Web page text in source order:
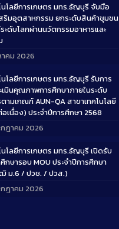
นโลยีการเกษตร มทร.ธัญบุรี จับมือ
ริมอุตสาหกรรม ยกระดับสินค้าชุมชน
ะดับโลกผ่านนวัตกรรมอาหารและ
คม 2026
โลยีการเกษตร มทร.ธัญบุรี รับการ
เมินคุณภาพการศึกษาภายในระดับ
ามเกณฑ์ AUN-QA สาขาเทคโนโลยี
เนื่อง) ประจำปีการศึกษา 2568
ฎาคม 2026
โลยีการเกษตร มทร.ธัญบุรี เปิดรับ
กษารอบ MOU ประจำปีการศึกษา
ม.6 / ปวช. / ปวส.)
ฎาคม 2026